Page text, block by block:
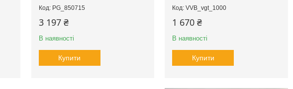
PG_850715
3 197 ₴
В наявності
Купити
VVB_vgt_1000
1 670 ₴
В наявності
Купити